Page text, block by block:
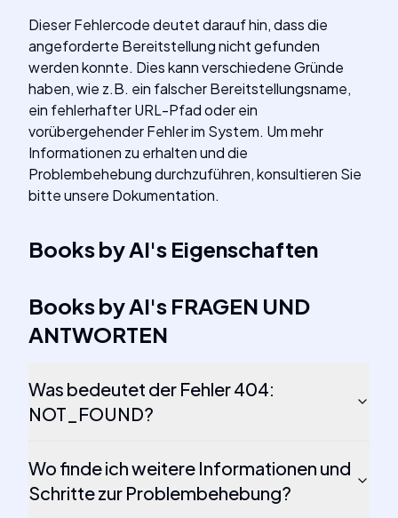
Dieser Fehlercode deutet darauf hin, dass die
angeforderte Bereitstellung nicht gefunden
werden konnte. Dies kann verschiedene Gründe
haben, wie z.B. ein falscher Bereitstellungsname,
ein fehlerhafter URL-Pfad oder ein
vorübergehender Fehler im System. Um mehr
Informationen zu erhalten und die
Problembehebung durchzuführen, konsultieren Sie
bitte unsere Dokumentation.
Books by AI's Eigenschaften
Books by AI's FRAGEN UND
ANTWORTEN
Was bedeutet der Fehler 404:
NOT_FOUND?
Wo finde ich weitere Informationen und
Schritte zur Problembehebung?